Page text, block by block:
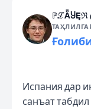
ℙℒǞႸĘℜ
Испания дар
санъат